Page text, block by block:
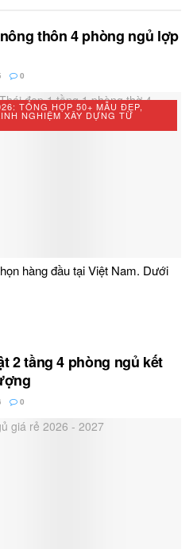
thôn 4 phòng ngủ lợp
0
TỔNG HỢP 50+ MẪU ĐẸP,
NGHIỆM XÂY DỰNG TỪ
hàng đầu tại Việt Nam. Dưới
2 tầng 4 phòng ngủ kết
0